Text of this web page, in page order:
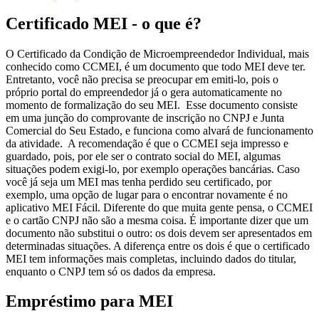
Certificado MEI - o que é?
O Certificado da Condição de Microempreendedor Individual, mais
conhecido como CCMEI, é um documento que todo MEI deve ter.
Entretanto, você não precisa se preocupar em emiti-lo, pois o
próprio portal do empreendedor já o gera automaticamente no
momento de formalização do seu MEI. Esse documento consiste
em uma junção do comprovante de inscrição no CNPJ e Junta
Comercial do Seu Estado, e funciona como alvará de funcionamento
da atividade. A recomendação é que o CCMEI seja impresso e
guardado, pois, por ele ser o contrato social do MEI, algumas
situações podem exigi-lo, por exemplo operações bancárias. Caso
você já seja um MEI mas tenha perdido seu certificado, por
exemplo, uma opção de lugar para o encontrar novamente é no
aplicativo MEI Fácil. Diferente do que muita gente pensa, o CCMEI
e o cartão CNPJ não são a mesma coisa. É importante dizer que um
documento não substitui o outro: os dois devem ser apresentados em
determinadas situações. A diferença entre os dois é que o certificado
MEI tem informações mais completas, incluindo dados do titular,
enquanto o CNPJ tem só os dados da empresa.
Empréstimo para MEI